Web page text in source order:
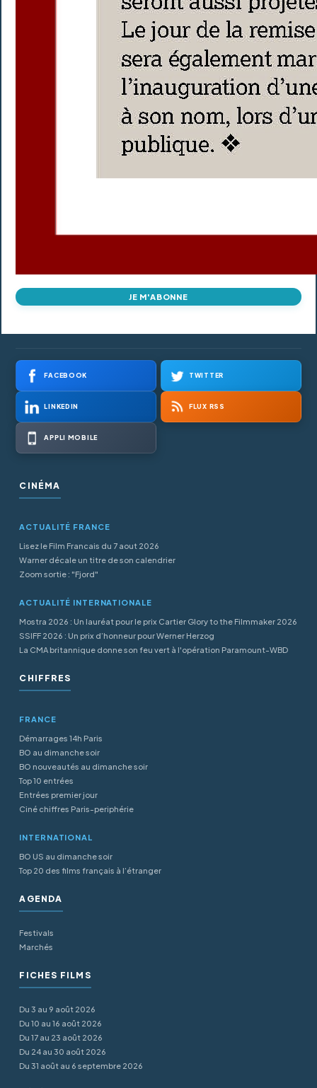
JE M'ABONNE
FACEBOOK TWITTER
LINKEDIN FLUX RSS
APPLI MOBILE
CINÉMA
ACTUALITÉ FRANCE
Lisez le Film Francais du 7 aout 2026
Warner décale un titre de son calendrier
Zoom sortie : "Fjord"
ACTUALITÉ INTERNATIONALE
Mostra 2026 : Un lauréat pour le prix Cartier Glory to the Filmmaker 2026
SSIFF 2026 : Un prix d’honneur pour Werner Herzog
La CMA britannique donne son feu vert à l'opération Paramount-WBD
CHIFFRES
FRANCE
Démarrages 14h Paris
BO au dimanche soir
BO nouveautés au dimanche soir
Top 10 entrées
Entrées premier jour
Ciné chiffres Paris-periphérie
INTERNATIONAL
BO US au dimanche soir
Top 20 des films français à l’étranger
AGENDA
Festivals
Marchés
FICHES FILMS
Du 3 au 9 août 2026
Du 10 au 16 août 2026
Du 17 au 23 août 2026
Du 24 au 30 août 2026
Du 31 août au 6 septembre 2026